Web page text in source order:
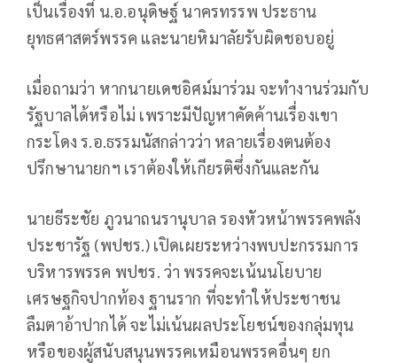
เป็นเรื่องที่ น.อ.อนุดิษฐ์ นาครทรรพ ประธาน
ยุทธศาสตร์พรรค และนายหิมาลัยรับผิดชอบอยู่
เมื่อถามว่า หากนายเดชอิศม์มาร่วม จะทำงานร่วมกับ
รัฐบาลได้หรือไม่ เพราะมีปัญหาคัดค้านเรื่องเขา
กระโดง ร.อ.ธรรมนัสกล่าวว่า หลายเรื่องตนต้อง
ปรึกษานายกฯ เราต้องให้เกียรติซึ่งกันและกัน
นายธีระชัย ภูวนาถนรานุบาล รองหัวหน้าพรรคพลัง
ประชารัฐ (พปชร.) เปิดเผยระหว่างพบปะกรรมการ
บริหารพรรค พปชร. ว่า พรรคจะเน้นนโยบาย
เศรษฐกิจปากท้อง ฐานราก ที่จะทำให้ประชาชน
ลืมตาอ้าปากได้ จะไม่เน้นผลประโยชน์ของกลุ่มทุน
หรือของผู้สนับสนุนพรรคเหมือนพรรคอื่นๆ ยก